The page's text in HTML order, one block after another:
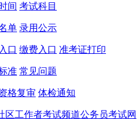
间 考试科目
单 录用公示
口 缴费入口 准考证打印
准 常见问题
格复审 体检通知
区工作者考试频道公务员考试网